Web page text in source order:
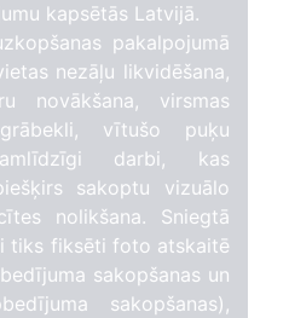
kapsētās Latvijā.
pakalpojumā
nezāļu likvidēšana,
novākšana, virsmas
vītušo puķu
darbi, kas
sakoptu vizuālo
nolikšana. Sniegtā
tiks fiksēti foto atskaitē
sakopšanas un
sakopšanas),